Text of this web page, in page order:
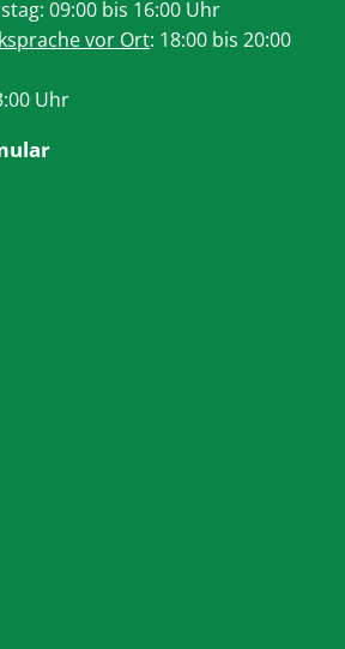
09:00 bis 16:00 Uhr
vor Ort: 18:00 bis 20:00
Uhr